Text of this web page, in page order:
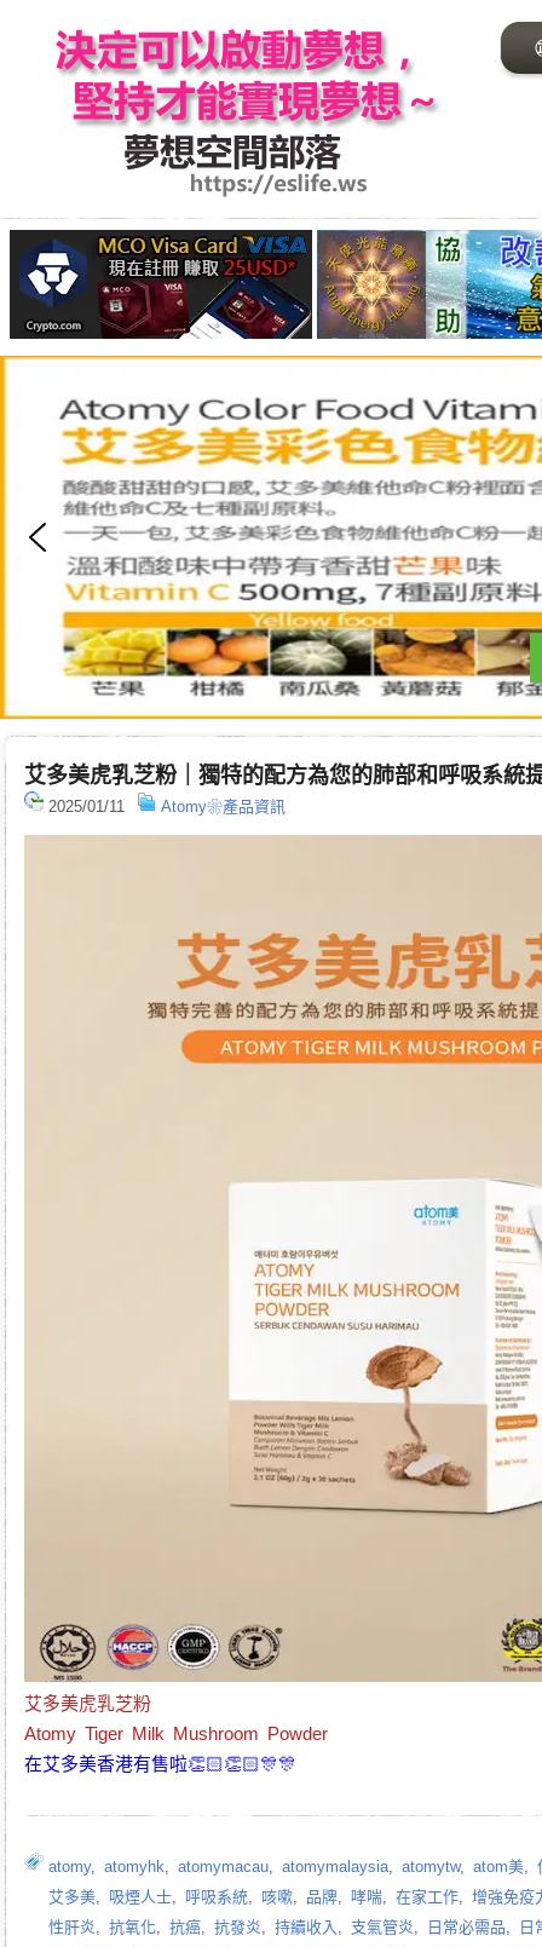
艾多美虎乳芝粉｜獨特的配方為您的肺部和呼吸系統
2025/01/11 Atomy❀產品資訊
艾多美虎乳芝粉
Atomy Tiger Milk Mushroom Powder
在艾多美香港有售啦👏🏻👏🏻🎊🎊
atomy, atomyhk, atomymacau, atomymalaysia, atomytw, atom美,
艾多美, 吸煙人士, 呼吸系統, 咳嗽, 品牌, 哮喘, 在家工作, 增強免疫
性肝炎, 抗氧化, 抗癌, 抗發炎, 持續收入 , 支氣管炎, 日常必需品,
日